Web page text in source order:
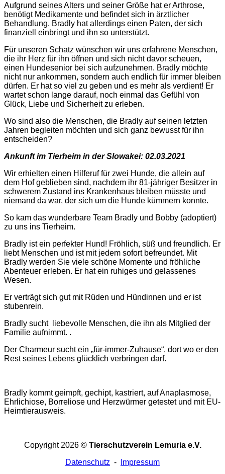
Aufgrund seines Alters und seiner Größe hat er Arthrose,
benötigt Medikamente und befindet sich in ärztlicher
Behandlung. Bradly hat allerdings einen Paten, der sich
finanziell einbringt und ihn so unterstützt.
Für unseren Schatz wünschen wir uns erfahrene Menschen,
die ihr Herz für ihn öffnen und sich nicht davor scheuen,
einen Hundesenior bei sich aufzunehmen. Bradly möchte
nicht nur ankommen, sondern auch endlich für immer bleiben
dürfen. Er hat so viel zu geben und es mehr als verdient! Er
wartet schon lange darauf, noch einmal das Gefühl von
Glück, Liebe und Sicherheit zu erleben.
Wo sind also die Menschen, die Bradly auf seinen letzten
Jahren begleiten möchten und sich ganz bewusst für ihn
entscheiden?
Ankunft im Tierheim in der Slowakei: 02.03.2021
Wir erhielten einen Hilferuf für zwei Hunde, die allein auf
dem Hof geblieben sind, nachdem ihr 81-jähriger Besitzer in
schwerem Zustand ins Krankenhaus bleiben müsste und
niemand da war, der sich um die Hunde kümmern konnte.
So kam das wunderbare Team Bradly und Bobby (adoptiert)
zu uns ins Tierheim.
Bradly ist ein perfekter Hund! Fröhlich, süß und freundlich. Er
liebt Menschen und ist mit jedem sofort befreundet. Mit
Bradly werden Sie viele schöne Momente und fröhliche
Abenteuer erleben. Er hat ein ruhiges und gelassenes
Wesen.
Er verträgt sich gut mit Rüden und Hündinnen und er ist
stubenrein.
Bradly sucht liebevolle Menschen, die ihn als Mitglied der
Familie aufnimmt. .
Der Charmeur sucht ein „für-immer-Zuhause“, dort wo er den
Rest seines Lebens glücklich verbringen darf.
Bradly kommt geimpft, gechipt, kastriert, auf Anaplasmose,
Ehrlichiose, Borreliose und Herzwürmer getestet und mit EU-
Heimtierausweis.
Copyright 2026 © Tierschutzverein Lemuria e.V.
Datenschutz -
Impressum